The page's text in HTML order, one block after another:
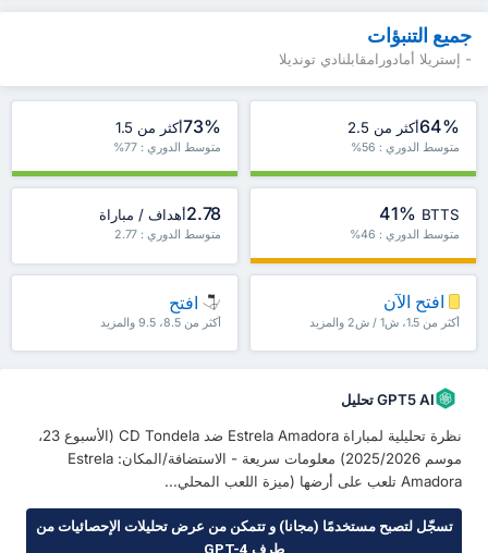
جميع التنبؤات
- إستريلا أمادورامقابلنادي تونديلا
64%أكثر من 2.5
متوسط الدوري : 56%
73%أكثر من 1.5
متوسط الدوري : 77%
41% BTTS
متوسط الدوري : 46%
2.78أهداف / مباراة
متوسط الدوري : 2.77
افتح الآن
أكثر من 1.5، ش1 / ش2 والمزيد
افتح
أكثر من 8.5، 9.5 والمزيد
GPT5 AI تحليل
نظرة تحليلية لمباراة Estrela Amadora ضد CD Tondela (الأسبوع 23،
موسم 2025/2026) معلومات سريعة - الاستضافة/المكان: Estrela
Amadora تلعب على أرضها (ميزة اللعب المحلي...
تسجّل لتصبح مستخدمًا (مجانا) و تتمكن من عرض تحليلات الإحصائيات من
طرف GPT-4